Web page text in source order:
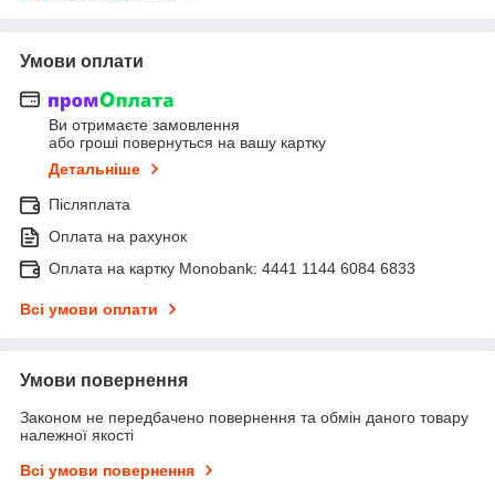
Умови оплати
Ви отримаєте замовлення
або гроші повернуться на вашу картку
Детальніше
Післяплата
Оплата на рахунок
Оплата на картку Monobank: 4441 1144 6084 6833
Всі умови оплати
Умови повернення
Законом не передбачено повернення та обмін даного товару
належної якості
Всі умови повернення